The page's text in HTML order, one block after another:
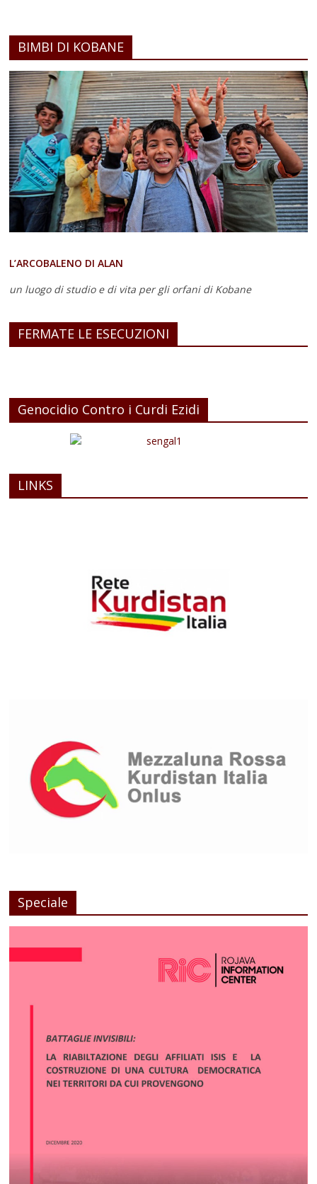
BIMBI DI KOBANE
L’ARCOBALENO DI ALAN
un luogo di studio e di vita per gli orfani di Kobane
FERMATE LE ESECUZIONI
Genocidio Contro i Curdi Ezidi
LINKS
Speciale